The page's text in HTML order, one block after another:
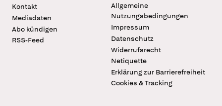
Kontakt
Mediadaten
Abo kündigen
RSS-Feed
Allgemeine
Nutzungsbedingungen
Impressum
Datenschutz
Widerrufsrecht
Netiquette
Erklärung zur Barrierefreiheit
Cookies & Tracking